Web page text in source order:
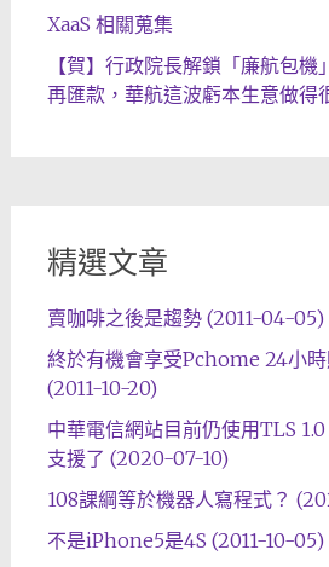
XaaS 相關蒐集
【賀】行政院長解鎖「廉航包
再匯款，華航這波虧本生意做得
精選文章
賣咖啡之後是趨勢 (2011-04-05)
終於有機會享受Pchome 24小
(2011-10-20)
中華電信網站目前仍使用TLS
支援了 (2020-07-10)
108課綱等於機器人寫程式？
不是iPhone5是4S (2011-10-05)